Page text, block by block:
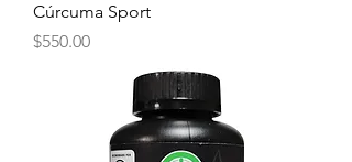
Cúrcuma Sport
Precio
$550.00